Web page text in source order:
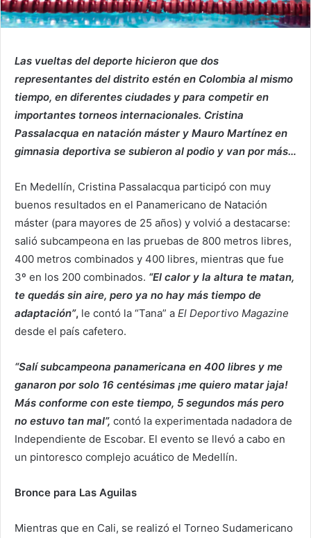
Las vueltas del deporte hicieron que dos
representantes del distrito estén en Colombia al mismo
tiempo, en diferentes ciudades y para competir en
importantes torneos internacionales. Cristina
Passalacqua en natación máster y Mauro Martínez en
gimnasia deportiva se subieron al podio y van por más…
En Medellín, Cristina Passalacqua participó con muy
buenos resultados en el Panamericano de Natación
máster (para mayores de 25 años) y volvió a destacarse:
salió subcampeona en las pruebas de 800 metros libres,
400 metros combinados y 400 libres, mientras que fue
3º en los 200 combinados. “El calor y la altura te matan,
te quedás sin aire, pero ya no hay más tiempo de
adaptación”, le contó la “Tana” a El Deportivo Magazine
desde el país cafetero.
“Salí subcampeona panamericana en 400 libres y me
ganaron por solo 16 centésimas ¡me quiero matar jaja!
Más conforme con este tiempo, 5 segundos más pero
no estuvo tan mal”, contó la experimentada nadadora de
Independiente de Escobar. El evento se llevó a cabo en
un pintoresco complejo acuático de Medellín.
Bronce para Las Aguilas
Mientras que en Cali, se realizó el Torneo Sudamericano